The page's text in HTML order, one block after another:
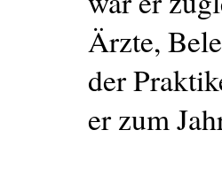
Ärzte,
der
er zum